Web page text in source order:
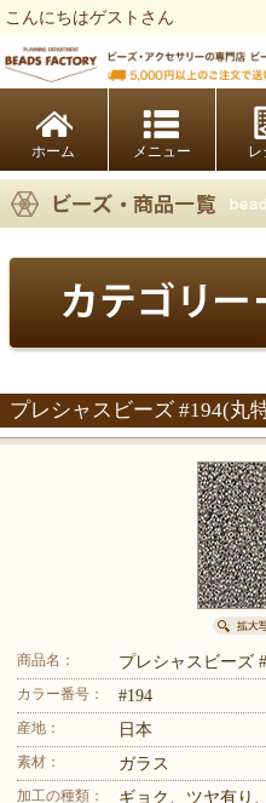
こんにちはゲストさん
ホーム レ
プレシャスビーズ #194(丸
商品名： プレシャスビーズ
カラー番号： #194
産地： 日本
素材： ガラス
加工の種類： ギョク、ツヤ有り